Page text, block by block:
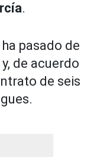
.
ha pasado de
de acuerdo
de seis